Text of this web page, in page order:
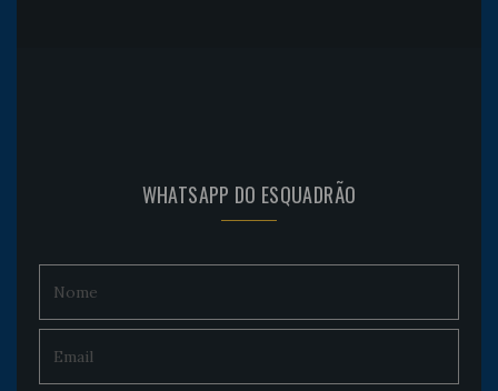
WHATSAPP DO ESQUADRÃO